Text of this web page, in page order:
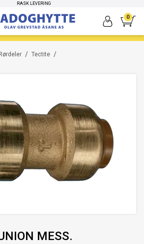
RASK LEVERING
HØYKVALITETS PRODUKTER
0
/ /
Tectite
MESS.